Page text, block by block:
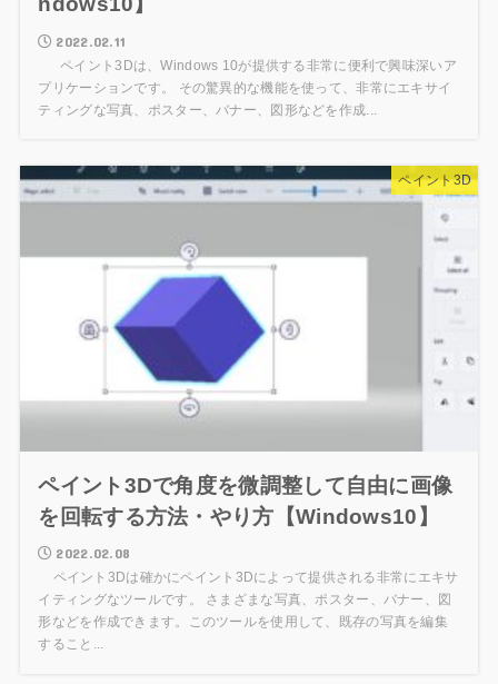
2022.02.11
ペイント3Dは、Windows 10が提供する非常に便利で興味深いア
プリケーションです。 その驚異的な機能を使って、非常にエキサイ
ティングな写真、ポスター、バナー、図形などを作成...
ペイント3D
ペイント3Dで角度を微調整して自由に画像
を回転する方法・やり方【Windows10】
2022.02.08
ペイント3Dは確かにペイント3Dによって提供される非常にエキサ
イティングなツールです。 さまざまな写真、ポスター、バナー、図
形などを作成できます。このツールを使用して、既存の写真を編集
すること...